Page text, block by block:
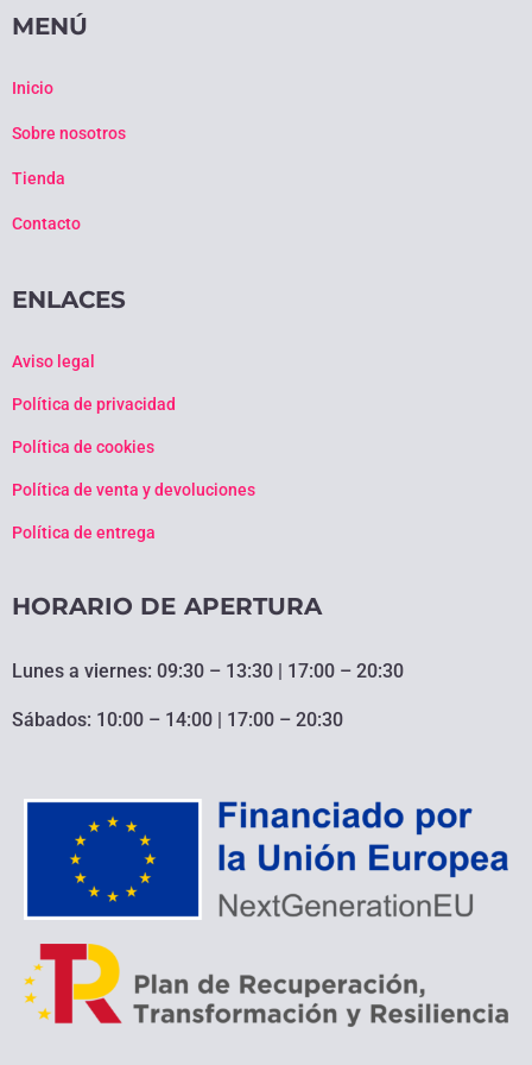
MENÚ
Inicio
Sobre nosotros
Tienda
Contacto
ENLACES
Aviso legal
Política de privacidad
Política de cookies
Política de venta y devoluciones
Política de entrega
HORARIO DE APERTURA
Lunes a viernes: 09:30 – 13:30 | 17:00 – 20:30
Sábados: 10:00 – 14:00 | 17:00 – 20:30